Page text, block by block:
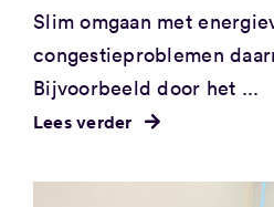
Slim omgaan met
congestieproblemen
Bijvoorbeeld door het ...
Lees verder